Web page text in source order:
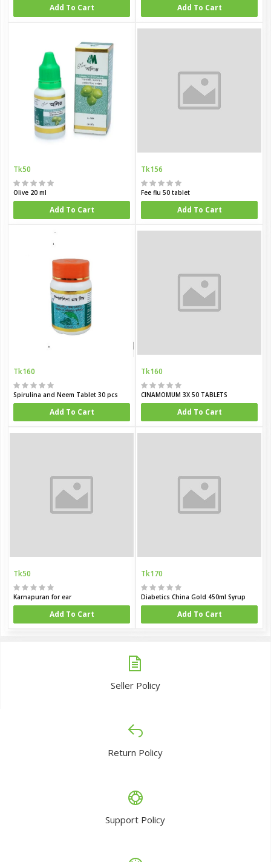
Add To Cart Add To Cart
Tk50
Olive 20 ml
Add To Cart
Tk156
Fee flu 50 tablet
Add To Cart
Tk160
Spirulina and Neem Tablet 30 pcs
Add To Cart
Tk160
CINAMOMUM 3X 50 TABLETS
Add To Cart
Tk50
Karnapuran for ear
Add To Cart
Tk170
Diabetics China Gold 450ml Syrup
Add To Cart
Seller Policy
Return Policy
Support Policy